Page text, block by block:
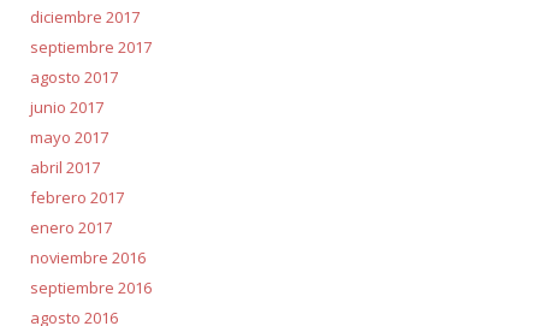
diciembre 2017
septiembre 2017
agosto 2017
junio 2017
mayo 2017
abril 2017
febrero 2017
enero 2017
noviembre 2016
septiembre 2016
agosto 2016